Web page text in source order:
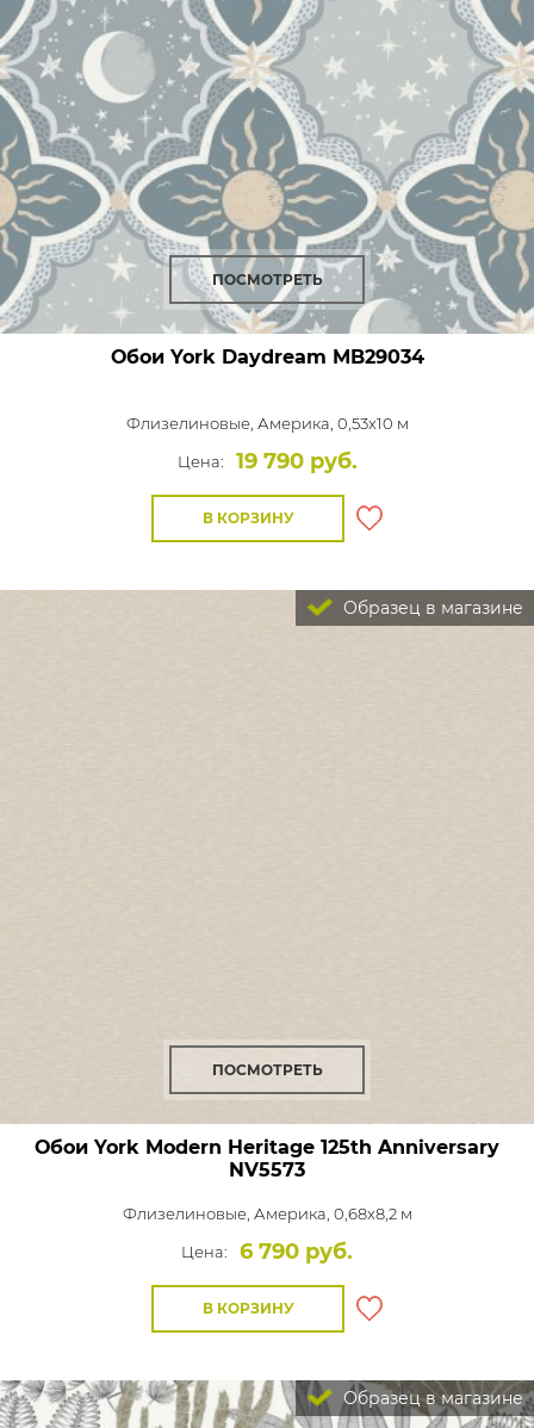
ПОСМОТРЕТЬ
Обои York Daydream MB29034
Флизелиновые, Америка, 0,53x10 м
Цена:
19 790 руб.
В КОРЗИНУ
Образец в магазине
ПОСМОТРЕТЬ
Обои York Modern Heritage 125th Anniversary
NV5573
Флизелиновые, Америка, 0,68x8,2 м
Цена:
6 790 руб.
В КОРЗИНУ
Образец в магазине